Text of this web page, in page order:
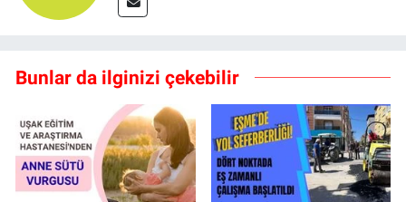
Bunlar da ilginizi çekebilir